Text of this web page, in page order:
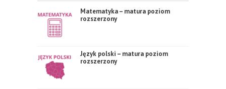
Matematyka – matura poziom
rozszerzony
Język polski – matura poziom
rozszerzony